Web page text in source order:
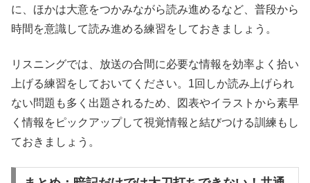
に、ほかは大意をつかみながら読み進めるなど、普段から
時間を意識して読み進める練習をしておきましょう。
リスニングでは、放送の合間に必要な情報を効率よく拾い
上げる練習をしておいてください。1回しか読み上げられ
ない問題も多く出題されるため、図表やイラストから素早
く情報をピックアップして視覚情報と結びつける訓練もし
ておきましょう。